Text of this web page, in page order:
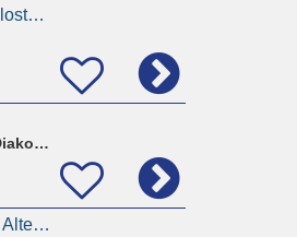
Pflegekraft (m/w/d) - 20 Std./Wo - Haus am Klosterhof“ in Hof
Caritas Lucas-Cranach-Seniorenwohnhaus - Diakonisches Werk der Evangelischen.-Luth. Dekanatsbezirke
Ausbildung 2027 - Pflegefachhelfer (m/w/d) / Altenpflegehelfer (m/w/d) / Pflegeassistenz